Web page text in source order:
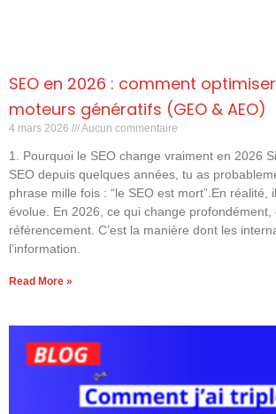
SEO en 2026 : comment
moteurs génératifs (GEO & AEO)
4 mars 2026 Aucun commentaire
1. Pourquoi le SEO change vraiment en 2026
SEO depuis quelques années, tu as
phrase mille fois : “le SEO est mort”.En réalité,
évolue. En 2026, ce qui change profondément,
référencement. C’est la manière dont les
l’information.
Read More »